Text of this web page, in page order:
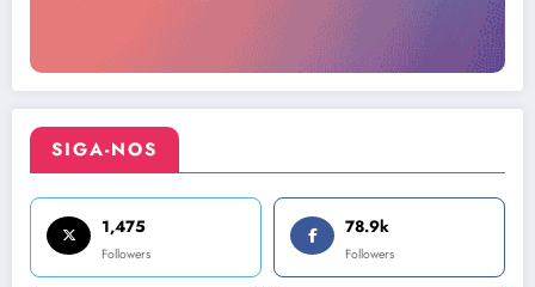
SIGA-NOS
1,475
Followers
78.9k
Followers